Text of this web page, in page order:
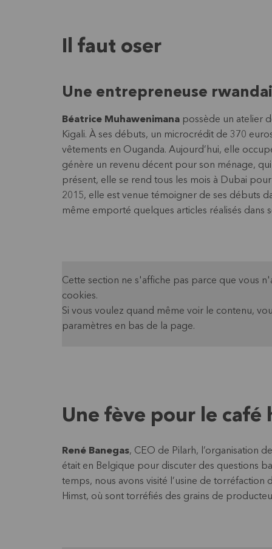
Il faut oser
Une entrepreneuse
Béatrice Muhawenimana possède un atelier
Kigali. À ses débuts, un microcrédit de 370
vêtements en Ouganda. Aujourd’hui, elle
génère un revenu décent pour son ménage,
présent, elle se rend tous les mois à Dubai pour
2015, elle est venue témoigner de ses débuts
même emporté quelques articles réalisés dans
Cette section ne s'affiche pas parce que vous
cookies.
Si vous voulez quand même voir le contenu,
paramètres en bas de la page.
Une fève pour le café
René Banegas, CEO de Pilarh, l’organisation
était en Belgique pour discuter des questions
temps, nous avons visité l’usine de torréfaction
Himst, où sont torréfiés des grains de